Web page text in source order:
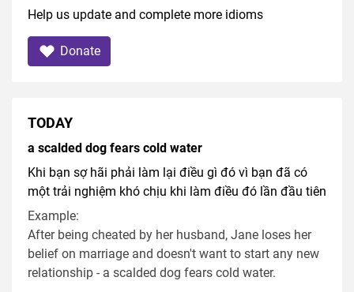
Help us update and complete more idioms
Donate
TODAY
a scalded dog fears cold water
Khi bạn sợ hãi phải làm lại điều gì đó vì bạn đã có
một trải nghiệm khó chịu khi làm điều đó lần đầu tiên
Example:
After being cheated by her husband, Jane loses her
belief on marriage and doesn't want to start any new
relationship - a scalded dog fears cold water.